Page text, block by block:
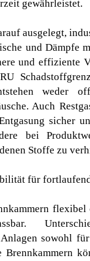
gewährleistet.
ausgelegt,
und Dämpfe
und effiziente
weder
Auch
sicher
bei
Stoffe zu
für
flexibel
sowohl